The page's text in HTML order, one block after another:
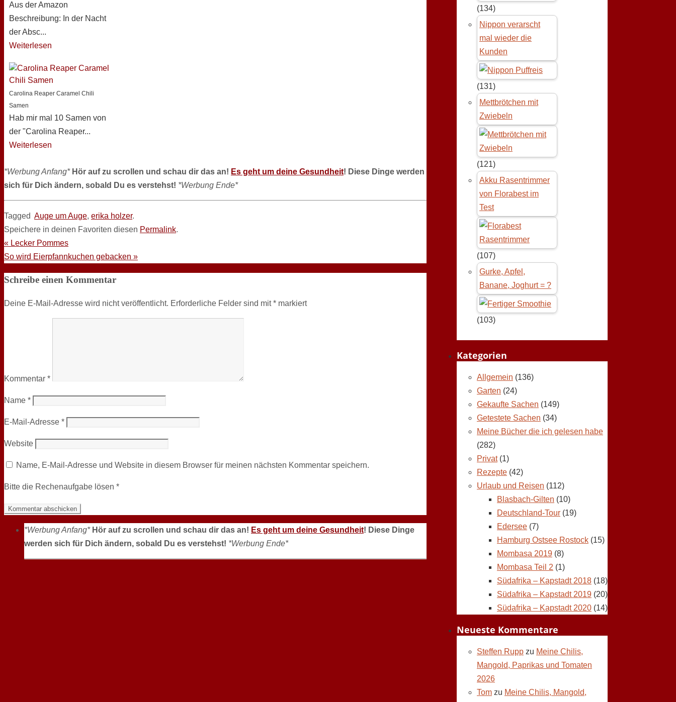
Aus der Amazon
Beschreibung: In der Nacht
der Absc...
Weiterlesen
Carolina Reaper Caramel Chili
Samen
Hab mir mal 10 Samen von
der "Carolina Reaper...
Weiterlesen
*Werbung Anfang* Hör auf zu scrollen und schau dir das an! Es geht um deine Gesundheit! Diese Dinge werden
sich für Dich ändern, sobald Du es verstehst! *Werbung Ende*
Tagged Auge um Auge, erika holzer.
Speichere in deinen Favoriten diesen Permalink.
« Lecker Pommes
So wird Eierpfannkuchen gebacken »
Schreibe einen Kommentar
Deine E-Mail-Adresse wird nicht veröffentlicht. Erforderliche Felder sind mit* markiert
Kommentar *
Name *
E-Mail-Adresse *
Website
Name, E-Mail-Adresse und Website in diesem Browser für meinen nächsten Kommentar speichern.
Bitte die Rechenaufgabe lösen *
*Werbung Anfang* Hör auf zu scrollen und schau dir das an! Es geht um deine Gesundheit! Diese Dinge
werden sich für Dich ändern, sobald Du es verstehst! *Werbung Ende*
(134)
Nippon verarscht
mal wieder die
Kunden
(131)
Mettbrötchen mit
Zwiebeln
(121)
Akku Rasentrimmer
von Florabest im
Test
(107)
Gurke, Apfel,
Banane, Joghurt = ?
(103)
Kategorien
Allgemein (136)
Garten (24)
Gekaufte Sachen (149)
Getestete Sachen (34)
Meine Bücher die ich gelesen habe
(282)
Privat(1)
Rezepte (42)
Urlaub und Reisen (112)
Blasbach-Gilten (10)
Deutschland-Tour (19)
Edersee (7)
Hamburg Ostsee Rostock (15)
Mombasa 2019 (8)
Mombasa Teil 2 (1)
Südafrika – Kapstadt 2018 (18)
Südafrika – Kapstadt 2019 (20)
Südafrika – Kapstadt 2020 (14)
Neueste Kommentare
Steffen Rupp zu Meine Chilis,
Mangold, Paprikas und Tomaten
2026
Tom zu Meine Chilis, Mangold,